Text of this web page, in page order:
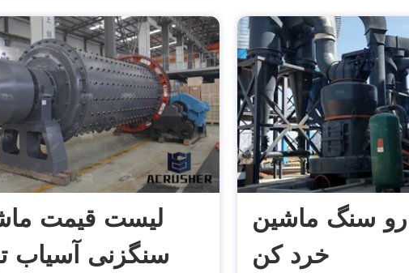
لیست قیمت
سنگزنی آسیاب
سنگ ماشین
خرد کن